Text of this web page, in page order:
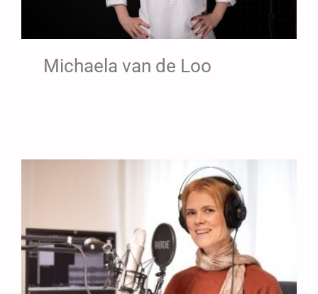
Michaela van de Loo